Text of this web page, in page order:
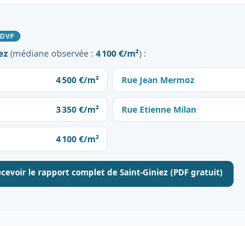
(médiane observée : 4 100 €/m²) :
4 500 €/m² Rue Jean Mermoz
3 350 €/m² Rue Etienne Milan
4 100 €/m²
le rapport complet de Saint-Giniez (PDF gratuit)